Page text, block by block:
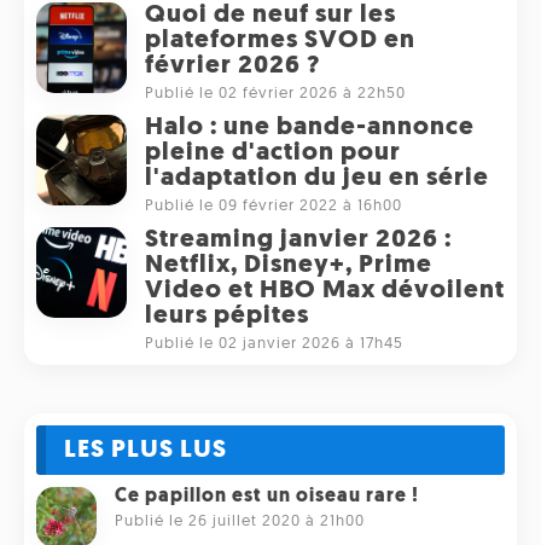
Quoi de neuf sur les
plateformes SVOD en
février 2026 ?
Publié le 02 février 2026 à 22h50
Halo : une bande-annonce
pleine d'action pour
l'adaptation du jeu en série
Publié le 09 février 2022 à 16h00
Streaming janvier 2026 :
Netflix, Disney+, Prime
Video et HBO Max dévoilent
leurs pépites
Publié le 02 janvier 2026 à 17h45
LES PLUS LUS
Ce papillon est un oiseau rare !
Publié le 26 juillet 2020 à 21h00